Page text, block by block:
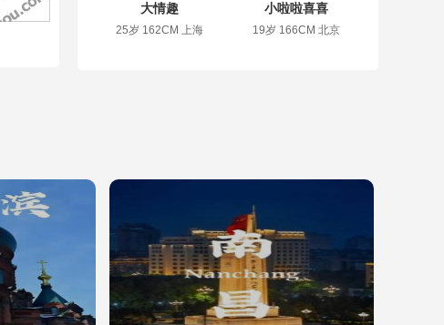
大情趣
25岁 162CM 上海
小啦啦喜喜
19岁 166CM 北京